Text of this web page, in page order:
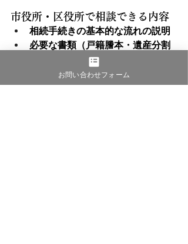
市役所・区役所で相談できる内容
相続手続きの基本的な流れの説明
必要な書類（戸籍謄本・遺産分割
協議書など）の取得方法
相続登記や税金に関する基礎的な
アドバイス
お問い合わせフォーム